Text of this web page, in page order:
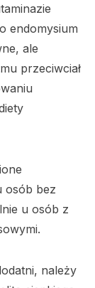
endomysium
ale
przeciwciał
osób bez
u osób z
należy